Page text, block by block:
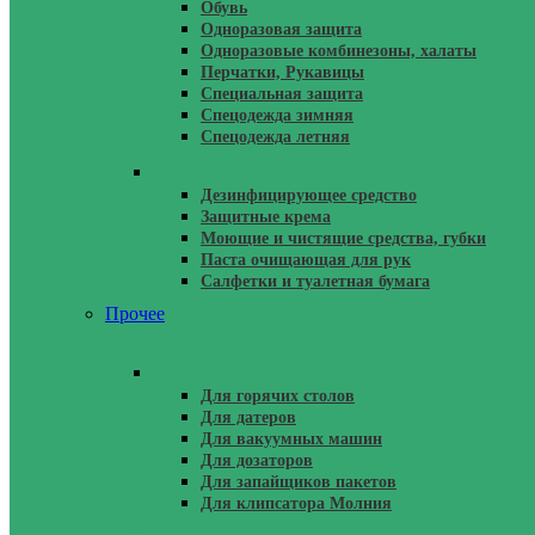
Обувь
Одноразовая защита
Одноразовые комбинезоны, халаты
Перчатки, Рукавицы
Специальная защита
Спецодежда зимняя
Спецодежда летняя
Дезинфицирующее средство
Защитные крема
Моющие и чистящие средства, губки
Паста очищающая для рук
Салфетки и туалетная бумага
Прочее
Для горячих столов
Для датеров
Для вакуумных машин
Для дозаторов
Для запайщиков пакетов
Для клипсатора Молния